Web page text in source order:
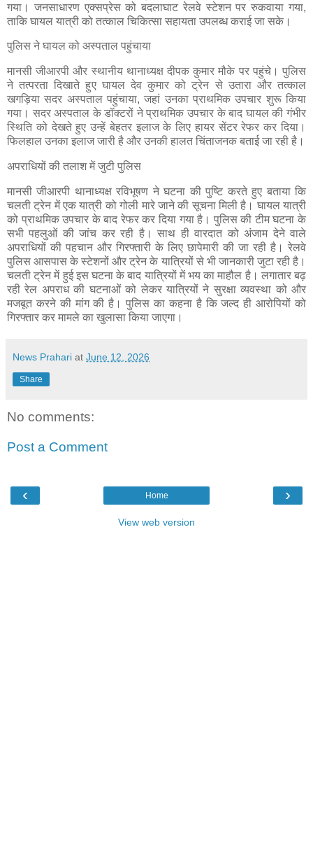
गया। जनसाधारण एक्सप्रेस को बदलाघाट रेलवे स्टेशन पर रुकवाया गया,
ताकि घायल यात्री को तत्काल चिकित्सा सहायता उपलब्ध कराई जा सके।
पुलिस ने घायल को अस्पताल पहुंचाया
मानसी जीआरपी और स्थानीय थानाध्यक्ष दीपक कुमार मौके पर पहुंचे। पुलिस
ने तत्परता दिखाते हुए घायल देव कुमार को ट्रेन से उतारा और तत्काल
खगड़िया सदर अस्पताल पहुंचाया, जहां उनका प्राथमिक उपचार शुरू किया
गया। सदर अस्पताल के डॉक्टरों ने प्राथमिक उपचार के बाद घायल की गंभीर
स्थिति को देखते हुए उन्हें बेहतर इलाज के लिए हायर सेंटर रेफर कर दिया।
फिलहाल उनका इलाज जारी है और उनकी हालत चिंताजनक बताई जा रही है।
अपराधियों की तलाश में जुटी पुलिस
मानसी जीआरपी थानाध्यक्ष रविभूषण ने घटना की पुष्टि करते हुए बताया कि
चलती ट्रेन में एक यात्री को गोली मारे जाने की सूचना मिली है। घायल यात्री
को प्राथमिक उपचार के बाद रेफर कर दिया गया है। पुलिस की टीम घटना के
सभी पहलुओं की जांच कर रही है। साथ ही वारदात को अंजाम देने वाले
अपराधियों की पहचान और गिरफ्तारी के लिए छापेमारी की जा रही है। रेलवे
पुलिस आसपास के स्टेशनों और ट्रेन के यात्रियों से भी जानकारी जुटा रही है।
चलती ट्रेन में हुई इस घटना के बाद यात्रियों में भय का माहौल है। लगातार बढ़
रही रेल अपराध की घटनाओं को लेकर यात्रियों ने सुरक्षा व्यवस्था को और
मजबूत करने की मांग की है। पुलिस का कहना है कि जल्द ही आरोपियों को
गिरफ्तार कर मामले का खुलासा किया जाएगा।
News Prahari at June 12, 2026
Share
No comments:
Post a Comment
‹ ›
Home
View web version